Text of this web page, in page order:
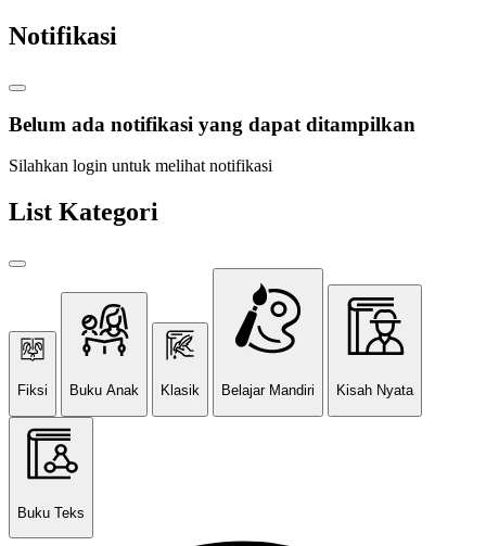
Notifikasi
Belum ada notifikasi yang dapat ditampilkan
Silahkan login untuk melihat notifikasi
List Kategori
Fiksi Buku Anak Klasik Belajar Mandiri Kisah Nyata
Buku Teks